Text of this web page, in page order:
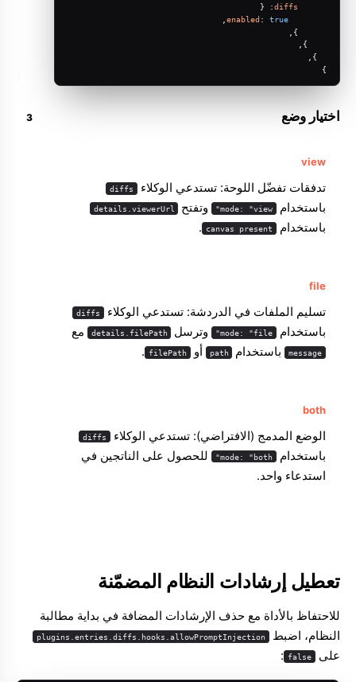
diffs
: {
enabled : true
}
اختيار وضع
view
تدفقات تفضّل اللوحة: تستدعي الوكلاء diffs
باستخدام mode: "view" وتفتح details.viewerUrl
باستخدام canvas present
.
file
تسليم الملفات في الدردشة: تستدعي الوكلاء diffs
باستخدام mode: "file" وترسل details.filePath مع
message باستخدام path أو filePath
.
both
الوضع المدمج (الافتراضي): تستدعي الوكلاء diffs
باستخدام mode: "both"
للحصول على الناتجين في
استدعاء واحد.
تعطيل إرشادات النظام المضمّنة
للاحتفاظ بالأداة مع حذف الإرشادات المضافة في بداية مطالبة
النظام، اضبط
plugins.entries.diffs.hooks.allowPromptInjection
على false
: